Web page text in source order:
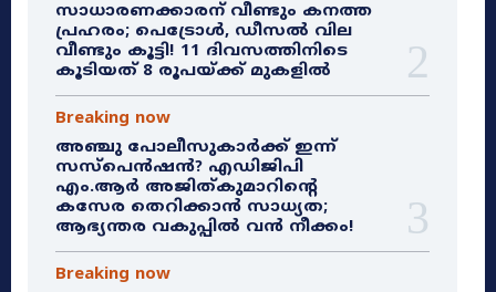
സാധാരണക്കാരന് വീണ്ടും കനത്ത
പ്രഹരം; പെട്രോൾ, ഡീസൽ വില
വീണ്ടും കൂട്ടി! 11 ദിവസത്തിനിടെ
കൂടിയത് 8 രൂപയ്ക്ക് മുകളിൽ
Breaking now
അഞ്ചു പോലീസുകാർക്ക് ഇന്ന്
സസ്‌പെൻഷൻ? എഡിജിപി
എം.ആർ അജിത്കുമാറിൻ്റെ
കസേര തെറിക്കാൻ സാധ്യത;
ആഭ്യന്തര വകുപ്പിൽ വൻ നീക്കം!
Breaking now